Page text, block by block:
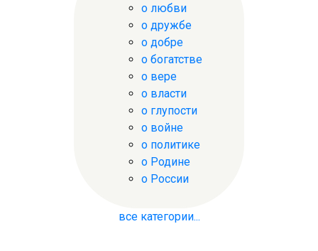
о любви
о дружбе
о добре
о богатстве
о вере
о власти
о глупости
о войне
о политике
о Родине
о России
все категории...